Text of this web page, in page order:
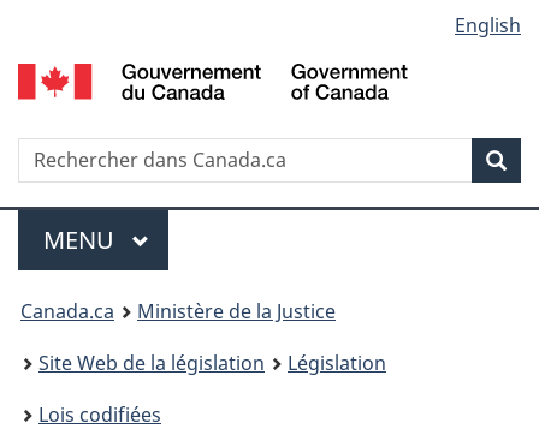
au
contenu
propos
de
la
HTML
simplifiée
selection
English
Recherche
Menu
MENU PRINCIPAL
You
are
here:
Canada.ca
Ministère de la Justice
Site Web de la législation
Législation
Lois codifiées